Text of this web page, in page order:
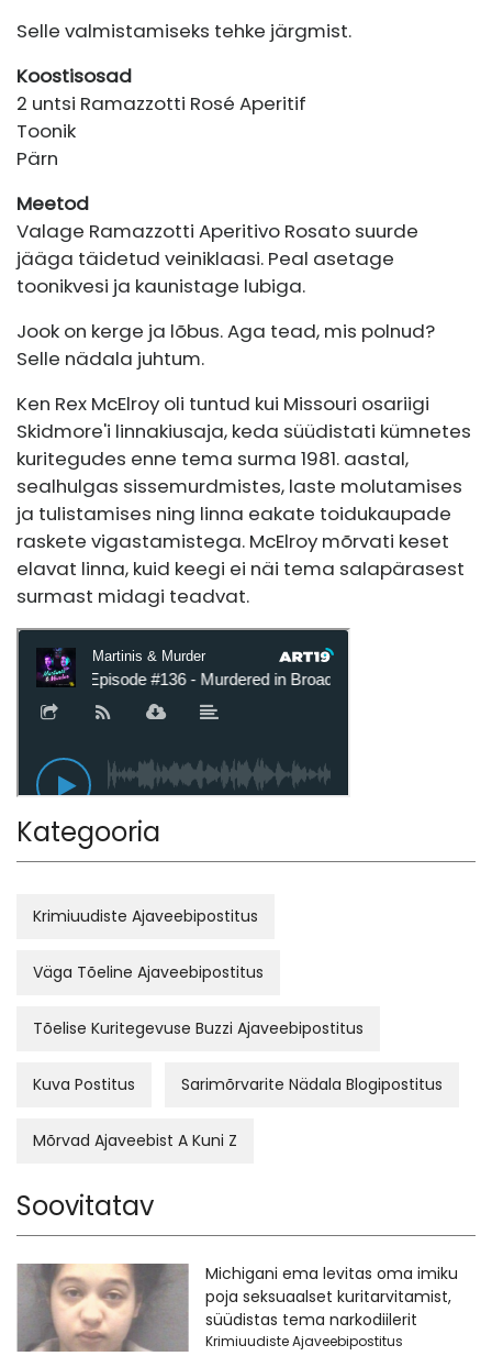
Selle valmistamiseks tehke järgmist.
Koostisosad
2 untsi Ramazzotti Rosé Aperitif
Toonik
Pärn
Meetod
Valage Ramazzotti Aperitivo Rosato suurde
jääga täidetud veiniklaasi. Peal asetage
toonikvesi ja kaunistage lubiga.
Jook on kerge ja lõbus. Aga tead, mis polnud?
Selle nädala juhtum.
Ken Rex McElroy oli tuntud kui Missouri osariigi
Skidmore'i linnakiusaja, keda süüdistati kümnetes
kuritegudes enne tema surma 1981. aastal,
sealhulgas sissemurdmistes, laste molutamises
ja tulistamises ning linna eakate toidukaupade
raskete vigastamistega. McElroy mõrvati keset
elavat linna, kuid keegi ei näi tema salapärasest
surmast midagi teadvat.
Kategooria
Krimiuudiste Ajaveebipostitus
Väga Tõeline Ajaveebipostitus
Tõelise Kuritegevuse Buzzi Ajaveebipostitus
Kuva Postitus Sarimõrvarite Nädala Blogipostitus
Mõrvad Ajaveebist A Kuni Z
Soovitatav
Michigani ema levitas oma imiku
poja seksuaalset kuritarvitamist,
süüdistas tema narkodiilerit
Krimiuudiste Ajaveebipostitus